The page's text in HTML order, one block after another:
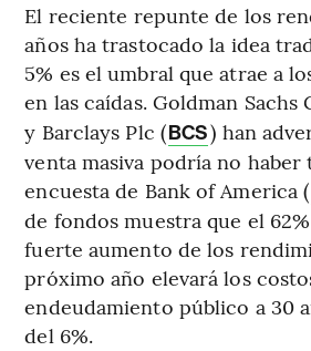
El reciente repunte de los
años ha trastocado la idea
5% es el umbral que atrae a
en las caídas. Goldman Sachs
y Barclays Plc (BCS) han
venta masiva podría no
encuesta de Bank of America (
de fondos muestra que el
fuerte aumento de los
próximo año elevará los
endeudamiento público a 30
del 6%.